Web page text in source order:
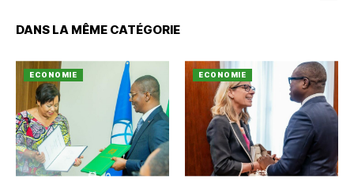
DANS LA MÊME CATÉGORIE
ECONOMIE ECONOMIE